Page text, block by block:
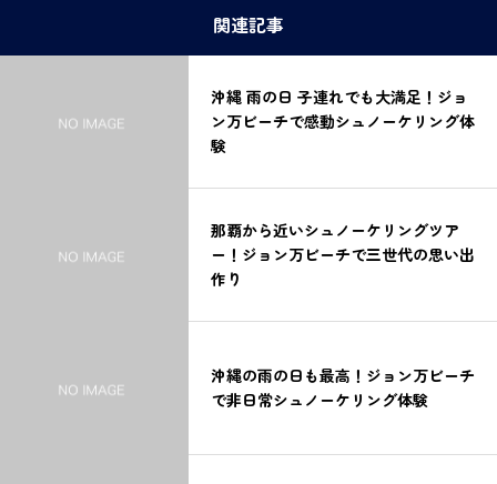
関連記事
沖縄 雨の日 子連れでも大満足！ジョ
ン万ビーチで感動シュノーケリング体
験
那覇から近いシュノーケリングツア
ー！ジョン万ビーチで三世代の思い出
作り
沖縄の雨の日も最高！ジョン万ビーチ
で非日常シュノーケリング体験